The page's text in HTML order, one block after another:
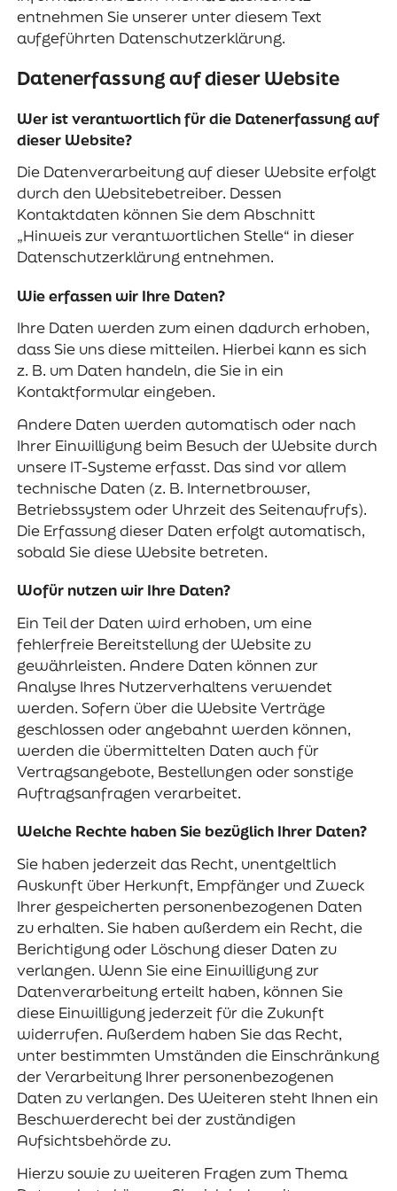
entnehmen Sie unserer unter diesem Text
aufgeführten Datenschutzerklärung.
Datenerfassung auf dieser Website
Wer ist verantwortlich für die Datenerfassung auf
dieser Website?
Die Datenverarbeitung auf dieser Website erfolgt
durch den Websitebetreiber. Dessen
Kontaktdaten können Sie dem Abschnitt
„Hinweis zur verantwortlichen Stelle“ in dieser
Datenschutzerklärung entnehmen.
Wie erfassen wir Ihre Daten?
Ihre Daten werden zum einen dadurch erhoben,
dass Sie uns diese mitteilen. Hierbei kann es sich
z. B. um Daten handeln, die Sie in ein
Kontaktformular eingeben.
Andere Daten werden automatisch oder nach
Ihrer Einwilligung beim Besuch der Website durch
unsere IT-Systeme erfasst. Das sind vor allem
technische Daten (z. B. Internetbrowser,
Betriebssystem oder Uhrzeit des Seitenaufrufs).
Die Erfassung dieser Daten erfolgt automatisch,
sobald Sie diese Website betreten.
Wofür nutzen wir Ihre Daten?
Ein Teil der Daten wird erhoben, um eine
fehlerfreie Bereitstellung der Website zu
gewährleisten. Andere Daten können zur
Analyse Ihres Nutzerverhaltens verwendet
werden. Sofern über die Website Verträge
geschlossen oder angebahnt werden können,
werden die übermittelten Daten auch für
Vertragsangebote, Bestellungen oder sonstige
Auftragsanfragen verarbeitet.
Welche Rechte haben Sie bezüglich Ihrer Daten?
Sie haben jederzeit das Recht, unentgeltlich
Auskunft über Herkunft, Empfänger und Zweck
Ihrer gespeicherten personenbezogenen Daten
zu erhalten. Sie haben außerdem ein Recht, die
Berichtigung oder Löschung dieser Daten zu
verlangen. Wenn Sie eine Einwilligung zur
Datenverarbeitung erteilt haben, können Sie
diese Einwilligung jederzeit für die Zukunft
widerrufen. Außerdem haben Sie das Recht,
unter bestimmten Umständen die Einschränkung
der Verarbeitung Ihrer personenbezogenen
Daten zu verlangen. Des Weiteren steht Ihnen ein
Beschwerderecht bei der zuständigen
Aufsichtsbehörde zu.
Hierzu sowie zu weiteren Fragen zum Thema